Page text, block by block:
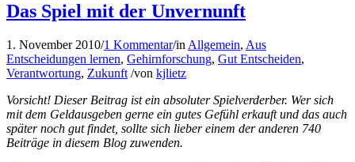
Das Spiel mit der Unvernunft
1. November 2010/1 Kommentar/in Allgemein, Aus
Entscheidungen lernen, Gehirnforschung, Gut Entscheiden,
Verantwortung, Zukunft /von kjlietz
Vorsicht! Dieser Beitrag ist ein absoluter Spielverderber. Wer sich
mit dem Geldausgeben gerne ein gutes Gefühl erkauft und das auch
später noch gut findet, sollte sich lieber einem der anderen 740
Beiträge in diesem Blog zuwenden.